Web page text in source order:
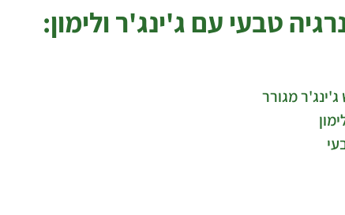
טבעי עם ג'ינג'ר ולימון:
מגורר